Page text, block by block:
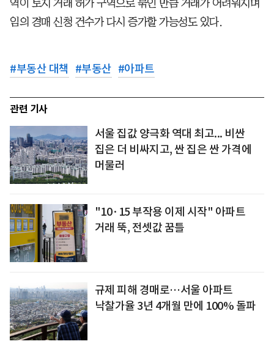
역이 토지 거래 허가 구역으로 묶인 만큼 거래가 어려워지며
임의 경매 신청 건수가 다시 증가할 가능성도 있다.
#부동산 대책 #부동산 #아파트
관련 기사
서울 집값 양극화 역대 최고... 비싼
집은 더 비싸지고, 싼 집은 싼 가격에
머물러
"10·15 부작용 이제 시작" 아파트
거래 뚝, 전셋값 꿈틀
규제 피해 경매로…서울 아파트
낙찰가율 3년 4개월 만에 100% 돌파